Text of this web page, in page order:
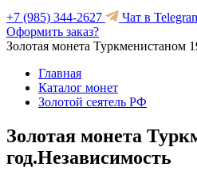
+7 (985) 344-2627
Чат в
Оформить заказ?
Золотая монета Туркменистаном
Главная
Каталог монет
Золотой сеятель РФ
Золотая монета
год.Независимость